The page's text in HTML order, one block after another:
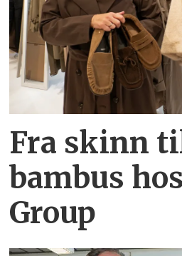
Fra skinn
bambus
Group